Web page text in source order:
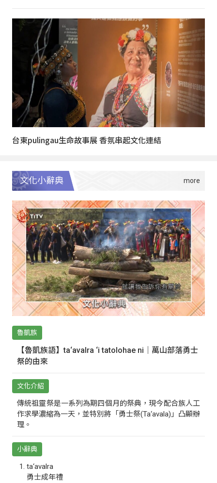
台東pulingau生命故事展 香氛串起文化連結
文化小辭典
魯凱族
【魯凱族語】ta‘avalra ‘i tatolohae ni｜萬山部落勇士
祭的由來
文化介紹
傳統祖靈祭是一系列為期四個月的祭典，現今配合族人工
作求學濃縮為一天，並特別將「勇士祭(Ta‘avala)」凸顯辦
理。
小辭典
ta‘avalra
勇士成年禮